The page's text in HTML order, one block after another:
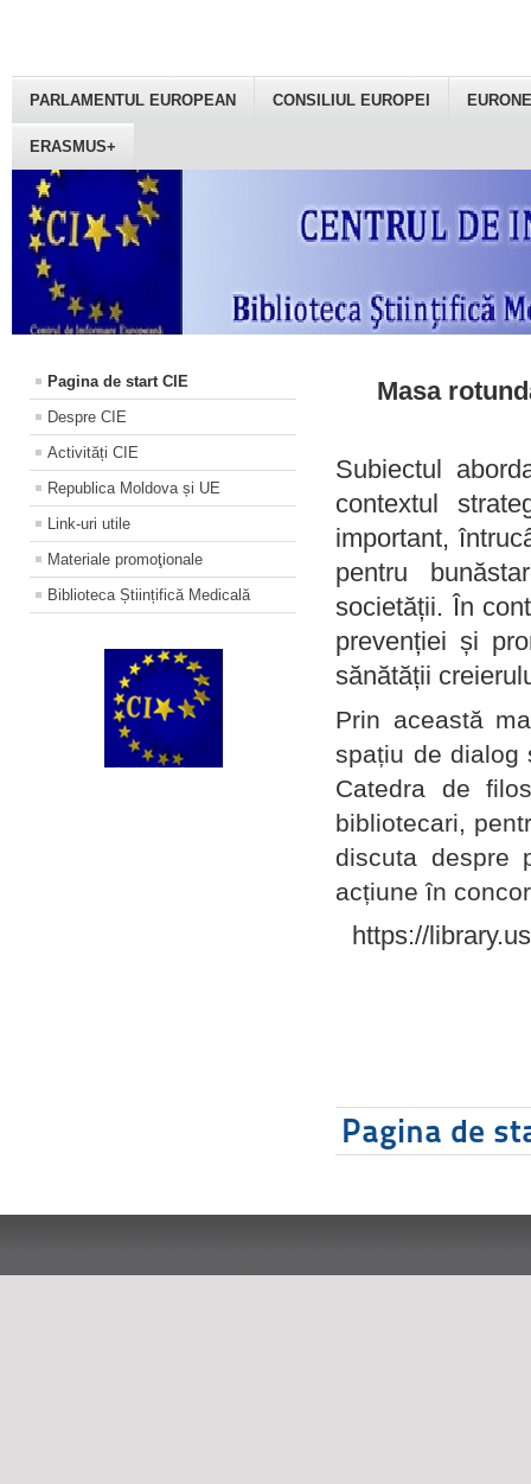
PARLAMENTUL EUROPEAN CONSILIUL EUROPEI
ERASMUS+
Pagina de start CIE
Despre CIE
Activități CIE
Republica Moldova și UE
Link-uri utile
Materiale promoţionale
Biblioteca Științifică Medicală
Masa
Subiectul
contextul
important,
pentru
societății. În
prevenției și
sănătății
Prin această
spațiu de dialog
Catedra de
bibliotecari,
discuta despre
acțiune în
https://
Pagina de